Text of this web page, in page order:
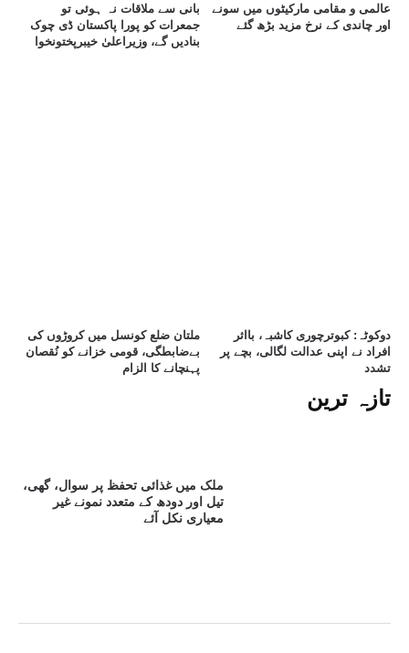
تازہ ترین
ملک میں غذائی تحفظ پر سوال، گھی،
تیل اور دودھ کے متعدد نمونے غیر
معیاری نکل آئے
بانی سے ملاقات نہ ہوئی تو
جمعرات کو پورا پاکستان ڈی چوک
بنادیں گے، وزیراعلیٰ خیبرپختونخوا
عالمی و مقامی مارکیٹوں میں سونے
اور چاندی کے نرخ مزید بڑھ گئے
ملتان ضلع کونسل میں کروڑوں کی
بےضابطگی، قومی خزانے کو نُقصان
پہنچانے کا الزام
دوکوٹہ: کبوترچوری کاشبہ، بااثر
افراد نے اپنی عدالت لگالی، بچے پر
تشدد